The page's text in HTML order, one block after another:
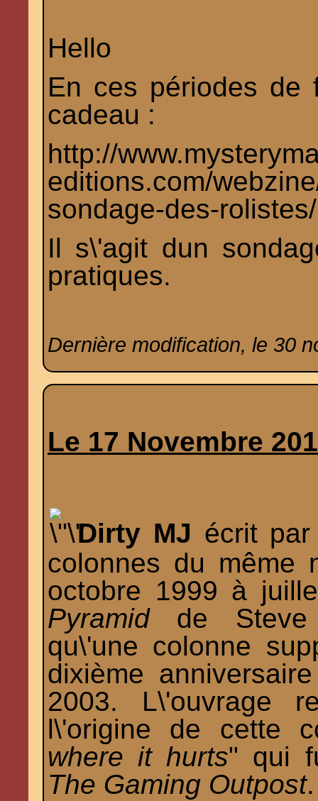
Hello
En ces périodes de
cadeau :
http://
editions.com/
sondage-des-rolistes/
Il s\'agit dun
pratiques.
Dernière modification, le 30
Le 17 Novembre
Dirty MJ écrit
colonnes du même
octobre 1999 à
Pyramidde Steve
qu\'une colonne
dixième
2003. L\'ouvrage
l\'origine de cette
where it hurts" qui
The Gaming Outpost.